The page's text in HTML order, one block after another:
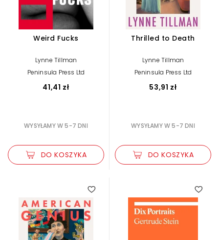
Weird Fucks
Lynne Tillman
Peninsula Press Ltd
41,41 zł
WYSYŁAMY W 5-7 DNI
DO KOSZYKA
Thrilled to Death
Lynne Tillman
Peninsula Press Ltd
53,91 zł
WYSYŁAMY W 5-7 DNI
DO KOSZYKA